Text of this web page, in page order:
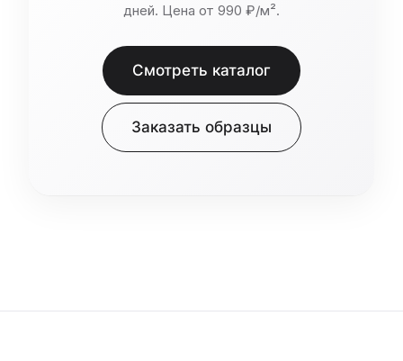
дней. Цена от 990 ₽/м².
Смотреть каталог
Заказать образцы